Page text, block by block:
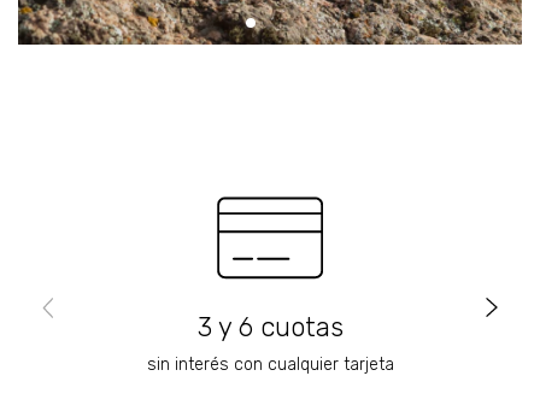
3 y 6 cuotas
sin interés con cualquier tarjeta